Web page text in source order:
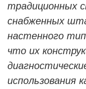
традиционных
снабженных
настенного
что их
использования